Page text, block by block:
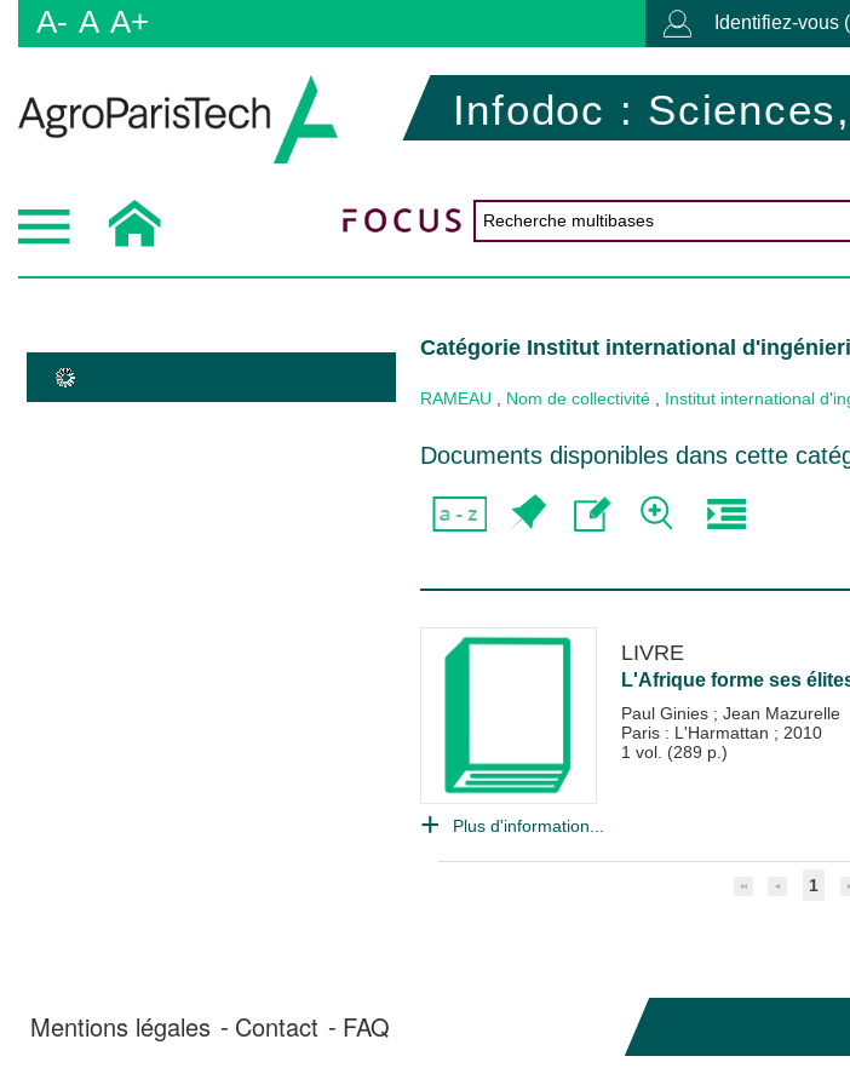
A- A A+ Identifiez-vous
Infodoc :
Catégorie Institut international
RAMEAU Nom de collectivité Institut international
Documents disponibles dans cette
LIVRE
L'Afrique forme ses
Paul Ginies ; Jean Mazurelle
Paris : L'Harmattan ; 2010
1 vol. (289 p.)
Plus d'information...
1
Mentions légales Contact FAQ